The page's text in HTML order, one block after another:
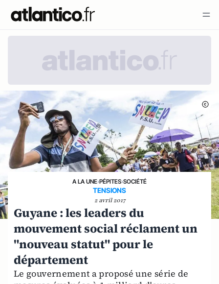
A LA UNE›PÉPITES›SOCIÉTÉ
TENSIONS
2 avril 2017
Guyane : les leaders du
mouvement social réclament un
"nouveau statut" pour le
département
Le gouvernement a proposé une série de